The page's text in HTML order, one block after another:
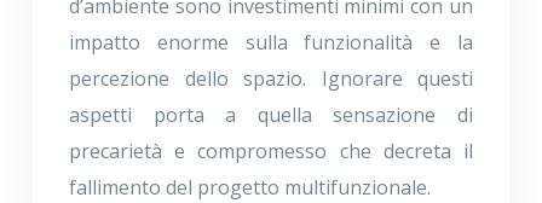
d’ambiente sono investimenti minimi con un
impatto enorme sulla funzionalità e la
percezione dello spazio. Ignorare questi
aspetti porta a quella sensazione di
precarietà e compromesso che decreta il
fallimento del progetto multifunzionale.